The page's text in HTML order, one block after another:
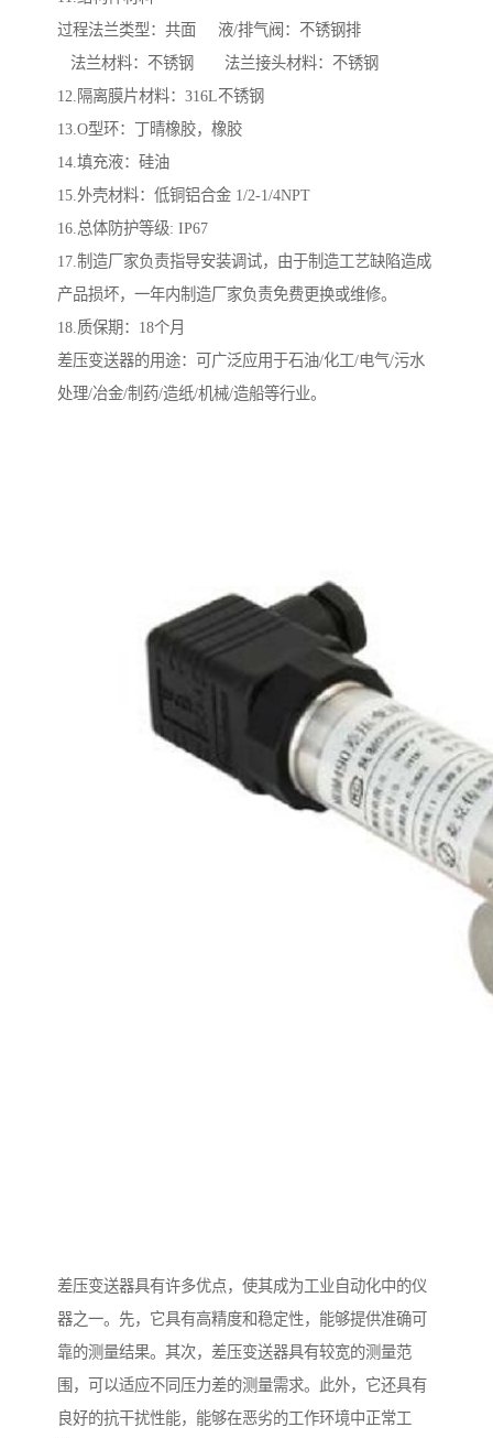
过程法兰类型：共面 液/排气阀：不锈钢排
法兰材料：不锈钢 法兰接头材料：不锈钢
12.隔离膜片材料：316L不锈钢
13.O型环：丁晴橡胶，橡胶
14.填充液：硅油
15.外壳材料：低铜铝合金 1/2-1/4NPT
16.总体防护等级: IP67
17.制造厂家负责指导安装调试，由于制造工艺缺陷造成
产品损坏，一年内制造厂家负责免费更换或维修。
18.质保期：18个月
差压变送器的用途：可广泛应用于石油/化工/电气/污水
处理/冶金/制药/造纸/机械/造船等行业。
差压变送器具有许多优点，使其成为工业自动化中的仪
器之一。先，它具有高精度和稳定性，能够提供准确可
靠的测量结果。其次，差压变送器具有较宽的测量范
围，可以适应不同压力差的测量需求。此外，它还具有
良好的抗干扰性能，能够在恶劣的工作环境中正常工